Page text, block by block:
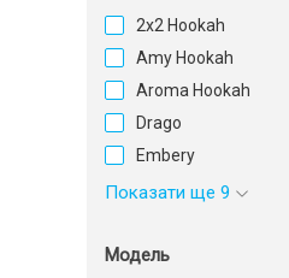
2x2 Hookah
Amy Hookah
Aroma Hookah
Drago
Embery
Показати ще 9
Модель